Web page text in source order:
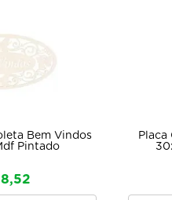
Placa Oval Decoração Porta
30x20 Mdf Laser Pintado